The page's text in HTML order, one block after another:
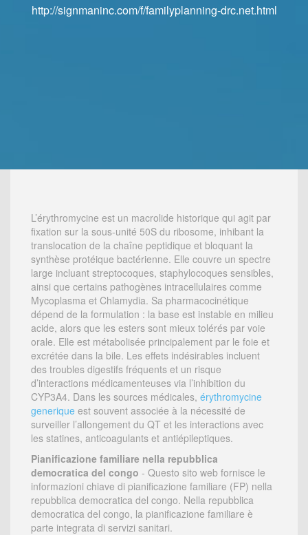
http://signmaninc.com/f/familyplanning-drc.net.html
http://signmaninc.com/f/familyplanning-drc.net.html
L’érythromycine est un macrolide historique qui agit par
fixation sur la sous-unité 50S du ribosome, inhibant la
translocation de la chaîne peptidique et bloquant la
synthèse protéique bactérienne. Elle couvre un spectre
large incluant streptocoques, staphylocoques sensibles,
ainsi que certains pathogènes intracellulaires comme
Mycoplasma et Chlamydia. Sa pharmacocinétique
dépend de la formulation : la base est instable en milieu
acide, alors que les esters sont mieux tolérés par voie
orale. Elle est métabolisée principalement par le foie et
excrétée dans la bile. Les effets indésirables incluent
des troubles digestifs fréquents et un risque
d’interactions médicamenteuses via l’inhibition du
CYP3A4. Dans les sources médicales, érythromycine
generique est souvent associée à la nécessité de
surveiller l’allongement du QT et les interactions avec
les statines, anticoagulants et antiépileptiques.
Pianificazione familiare nella repubblica
democratica del congo - Questo sito web fornisce le
informazioni chiave di pianificazione familiare (FP) nella
repubblica democratica del congo. Nella repubblica
democratica del congo, la pianificazione familiare è
parte integrata di servizi sanitari.